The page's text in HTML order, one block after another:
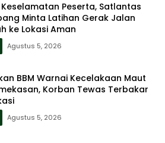
Keselamatan Peserta, Satlantas
Minta Latihan Gerak Jalan
ke Lokasi Aman
Agustus 5, 2026
BBM Warnai Kecelakaan Maut
Korban Tewas Terbakar
Agustus 5, 2026